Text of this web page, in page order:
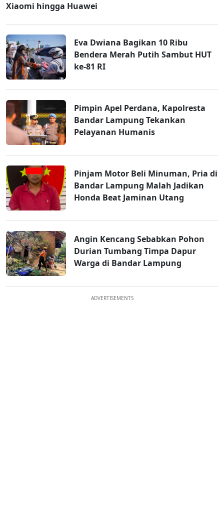
Xiaomi hingga Huawei
Eva Dwiana Bagikan 10 Ribu
Bendera Merah Putih Sambut HUT
ke-81 RI
Pimpin Apel Perdana, Kapolresta
Bandar Lampung Tekankan
Pelayanan Humanis
Pinjam Motor Beli Minuman, Pria di
Bandar Lampung Malah Jadikan
Honda Beat Jaminan Utang
Angin Kencang Sebabkan Pohon
Durian Tumbang Timpa Dapur
Warga di Bandar Lampung
ADVERTISEMENTS